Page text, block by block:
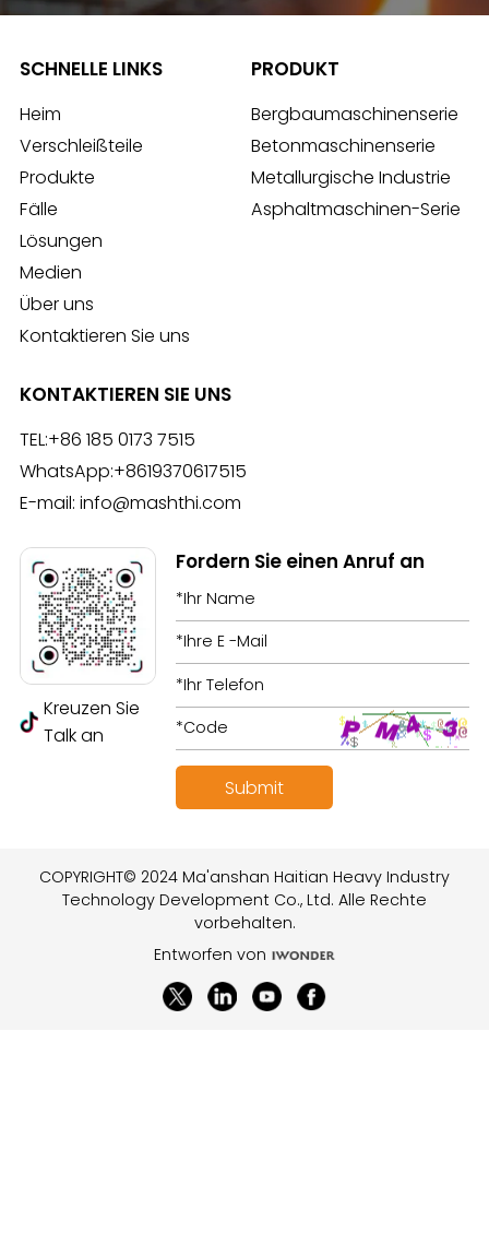
SCHNELLE LINKS
Heim
Verschleißteile
Produkte
Fälle
Lösungen
Medien
Über uns
Kontaktieren Sie uns
PRODUKT
Bergbaumaschinenserie
Betonmaschinenserie
Metallurgische Industrie
Asphaltmaschinen-Serie
KONTAKTIEREN SIE UNS
TEL:+86 185 0173 7515
WhatsApp:+8619370617515
E-mail: info@mashthi.com
Kreuzen Sie
Talk an
Fordern Sie einen Anruf an
COPYRIGHT© 2024 Ma'anshan Haitian Heavy Industry
Technology Development Co., Ltd. Alle Rechte
vorbehalten.
Entworfen von